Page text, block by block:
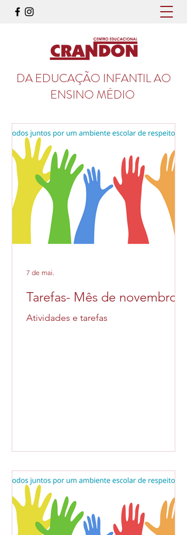
DA EDUCAÇÃO INFANTIL AO
ENSINO MÉDIO
Tarefas- Mês de novembro
Atividades e tarefas
7 de mai.